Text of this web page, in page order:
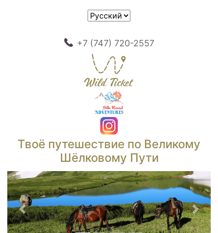
+7 (747) 720-2557
Твоё путешествие по Великому
Шёлковому Пути
Предыдущий